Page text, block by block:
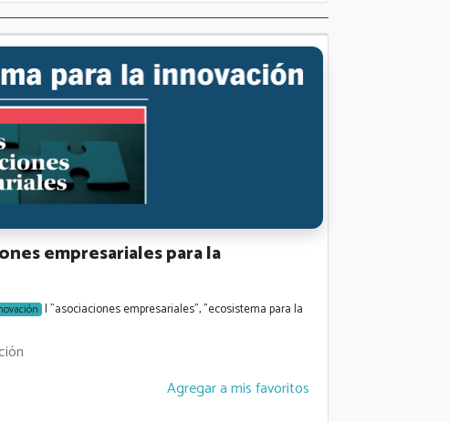
empresariales para la
| "asociaciones empresariales", "ecosistema para la
Agregar a mis favoritos